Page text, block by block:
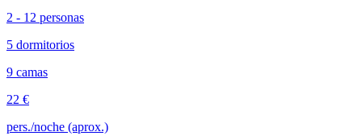
2 - 12 personas
5 dormitorios
9 camas
22 €
pers./noche (aprox.)